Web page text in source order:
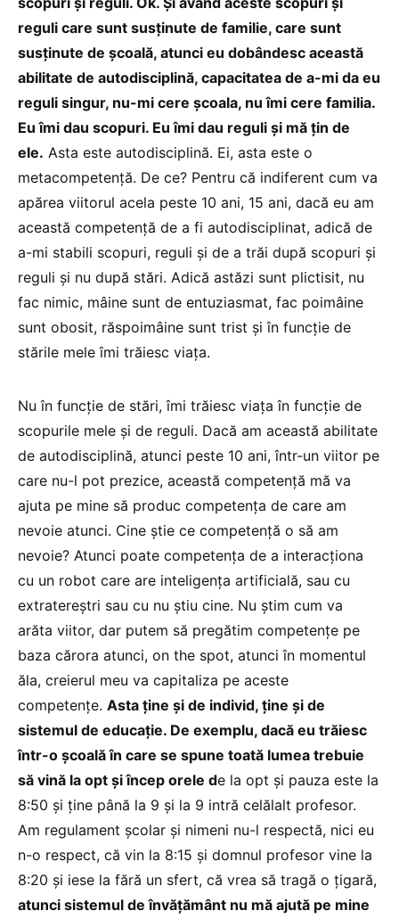
reguli care sunt susținute de familie, care sunt
susținute de școală, atunci eu dobândesc această
abilitate de autodisciplină, capacitatea de a-mi da eu
reguli singur, nu-mi cere școala, nu îmi cere familia.
Eu îmi dau scopuri. Eu îmi dau reguli și mă țin de
ele. Asta este autodisciplină. Ei, asta este o
metacompetență. De ce? Pentru că indiferent cum va
apărea viitorul acela peste 10 ani, 15 ani, dacă eu am
această competență de a fi autodisciplinat, adică de
a-mi stabili scopuri, reguli și de a trăi după scopuri și
reguli și nu după stări. Adică astăzi sunt plictisit, nu
fac nimic, mâine sunt de entuziasmat, fac poimâine
sunt obosit, răspoimâine sunt trist și în funcție de
stările mele îmi trăiesc viața.
Nu în funcție de stări, îmi trăiesc viața în funcție de
scopurile mele și de reguli. Dacă am această abilitate
de autodisciplină, atunci peste 10 ani, într-un viitor pe
care nu-l pot prezice, această competență mă va
ajuta pe mine să produc competența de care am
nevoie atunci. Cine știe ce competență o să am
nevoie? Atunci poate competența de a interacționa
cu un robot care are inteligența artificială, sau cu
extratereștri sau cu nu știu cine. Nu știm cum va
arăta viitor, dar putem să pregătim competențe pe
baza cărora atunci, on the spot, atunci în momentul
ăla, creierul meu va capitaliza pe aceste
competențe. Asta ține și de individ, ține și de
sistemul de educație. De exemplu, dacă eu trăiesc
într-o școală în care se spune toată lumea trebuie
să vină la opt și încep orele de la opt și pauza este la
8:50 și ține până la 9 și la 9 intră celălalt profesor.
Am regulament școlar și nimeni nu-l respectă, nici eu
n-o respect, că vin la 8:15 și domnul profesor vine la
8:20 și iese la fără un sfert, că vrea să tragă o țigară,
atunci sistemul de învățământ nu mă ajută pe mine